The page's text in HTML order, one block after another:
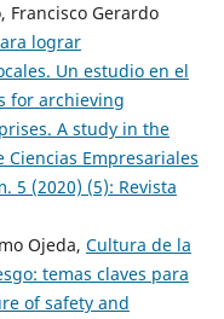
Francisco Gerardo
lograr
Un estudio en el
for archieving
A study in the
Ciencias Empresariales
5 (2020) (5): Revista
Ojeda, Cultura de la
temas claves para
of safety and